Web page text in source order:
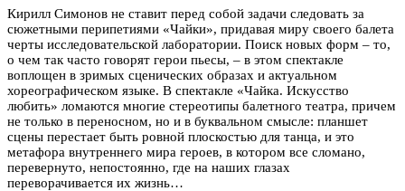
Кирилл Симонов не ставит перед собой задачи следовать за
сюжетными перипетиями «Чайки», придавая миру своего балета
черты исследовательской лаборатории. Поиск новых форм – то,
о чем так часто говорят герои пьесы, – в этом спектакле
воплощен в зримых сценических образах и актуальном
хореографическом языке. В спектакле «Чайка. Искусство
любить» ломаются многие стереотипы балетного театра, причем
не только в переносном, но и в буквальном смысле: планшет
сцены перестает быть ровной плоскостью для танца, и это
метафора внутреннего мира героев, в котором все сломано,
перевернуто, непостоянно, где на наших глазах
переворачивается их жизнь…